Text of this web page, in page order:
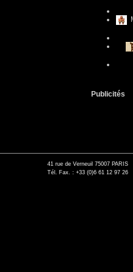
Publicités
41 rue de Verneuil 75007 PARIS
Tél. Fax. : +33 (0)6 61 12 97 26